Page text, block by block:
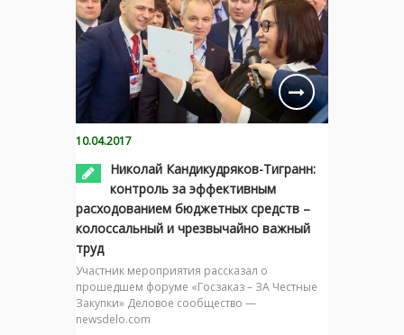
10.04.2017
Николай Кандикудряков-Тигранн:
контроль за эффективным
расходованием бюджетных средств –
колоссальный и чрезвычайно важный
труд
Участник мероприятия рассказал о
прошедшем форуме «Госзаказ – ЗА Честные
Закупки» Деловое сообщество —
newsdelo.com